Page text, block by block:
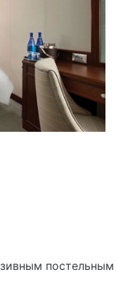
постельным